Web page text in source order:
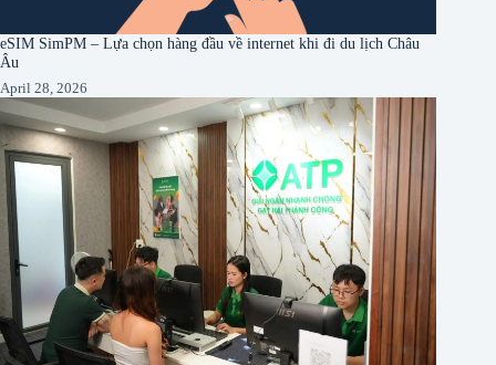
eSIM SimPM – Lựa chọn hàng đầu về internet khi đi du lịch Châu
Âu
April 28, 2026